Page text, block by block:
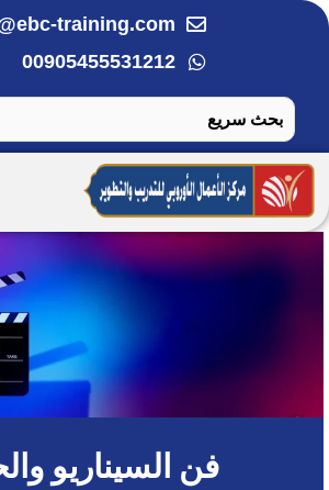
تخطي
training.com
00905455531212
فن السيناريو